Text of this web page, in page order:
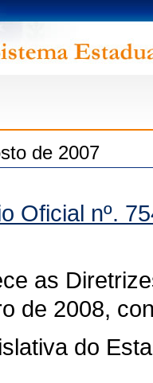
de 2007
Oficial nº.
as
de 2008,
do